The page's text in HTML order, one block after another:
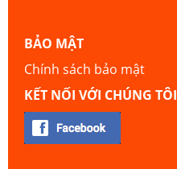
BẢO MẬT
Chính sách bảo mật
KẾT NỐI VỚI CHÚNG TÔI